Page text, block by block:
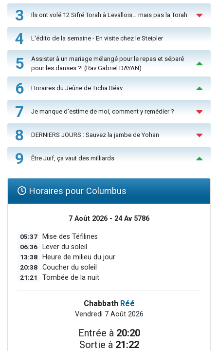
3 Ils ont volé 12 Sifré Torah à Levallois… mais pas la Torah
4 L'édito de la semaine - En visite chez le Steipler
5
Assister à un mariage mélangé pour le repas et séparé
pour les danses ?! (Rav Gabriel DAYAN)
6 Horaires du Jeûne de Ticha Béav
7 Je manque d'estime de moi, comment y remédier ?
8 DERNIERS JOURS : Sauvez la jambe de Yohan
9 Être Juif, ça vaut des milliards
Horaires pour Columbus
7 Août 2026 - 24 Av 5786
05:37 Mise des Téfilines
06:36 Lever du soleil
13:38 Heure de milieu du jour
20:38 Coucher du soleil
21:21 Tombée de la nuit
Chabbath Réé
Vendredi 7 Août 2026
Entrée à 20:20
Sortie à 21:22